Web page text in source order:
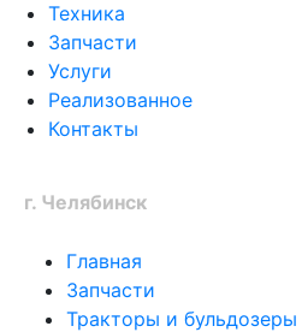
Техника
Запчасти
Услуги
Реализованное
Контакты
г. Челябинск
Главная
Запчасти
Тракторы и бульдозеры